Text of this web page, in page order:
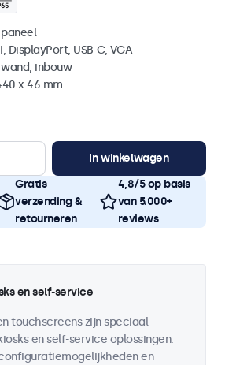
DisplayPort, USB-C, VGA
inbouw
x 46 mm
In winkelwagen
Gratis
verzending &
retourneren
4,8/5 op basis
van 5.000+
reviews
en self-service
touchscreens zijn speciaal
en self-service oplossingen.
en